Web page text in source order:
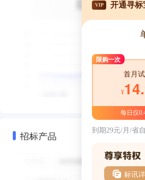
招标产品
VIP 开通寻标
限购一次
首月
¥
每日仅
到期29元/月/省
标讯